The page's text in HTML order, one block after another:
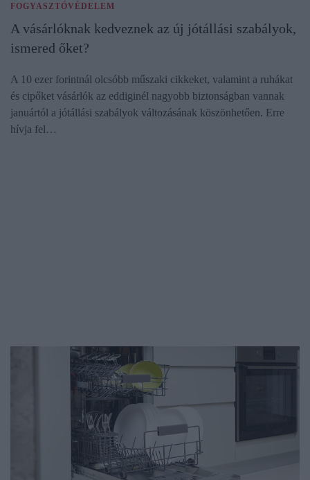
FOGYASZTÓVÉDELEM
A vásárlóknak kedveznek az új jótállási szabályok,
ismered őket?
A 10 ezer forintnál olcsóbb műszaki cikkeket, valamint a ruhákat
és cipőket vásárlók az eddiginél nagyobb biztonságban vannak
januártól a jótállási szabályok változásának köszönhetően. Erre
hívja fel…